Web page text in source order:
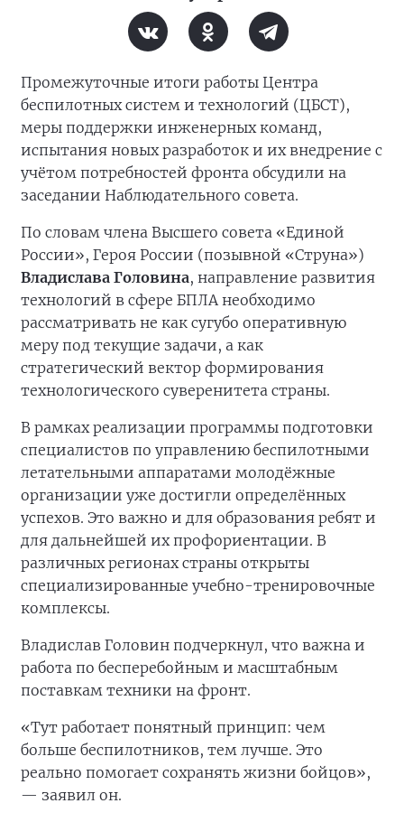
Промежуточные итоги работы Центра
беспилотных систем и технологий (ЦБСТ),
меры поддержки инженерных команд,
испытания новых разработок и их внедрение с
учётом потребностей фронта обсудили на
заседании Наблюдательного совета.
По словам члена Высшего совета «Единой
России», Героя России (позывной «Струна»)
Владислава Головина, направление развития
технологий в сфере БПЛА необходимо
рассматривать не как сугубо оперативную
меру под текущие задачи, а как
стратегический вектор формирования
технологического суверенитета страны.
В рамках реализации программы подготовки
специалистов по управлению беспилотными
летательными аппаратами молодёжные
организации уже достигли определённых
успехов. Это важно и для образования ребят и
для дальнейшей их профориентации. В
различных регионах страны открыты
специализированные учебно-тренировочные
комплексы.
Владислав Головин подчеркнул, что важна и
работа по бесперебойным и масштабным
поставкам техники на фронт.
«Тут работает понятный принцип: чем
больше беспилотников, тем лучше. Это
реально помогает сохранять жизни бойцов»,
— заявил он.